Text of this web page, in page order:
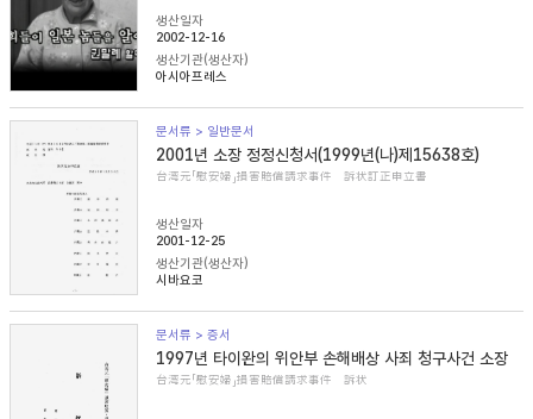
생산일자
2002-12-16
생산기관(생산자)
아시아프레스
문서류 > 일반문서
2001년 소장 정정신청서(1999년(나)제15638호)
台湾元「慰安婦」損害賠償請求事件 訴状訂正申立書
생산일자
2001-12-25
생산기관(생산자)
시바요코
문서류 > 증서
1997년 타이완의 위안부 손해배상 사죄 청구사건 소장
台湾元「慰安婦」損害賠償請求事件 訴状